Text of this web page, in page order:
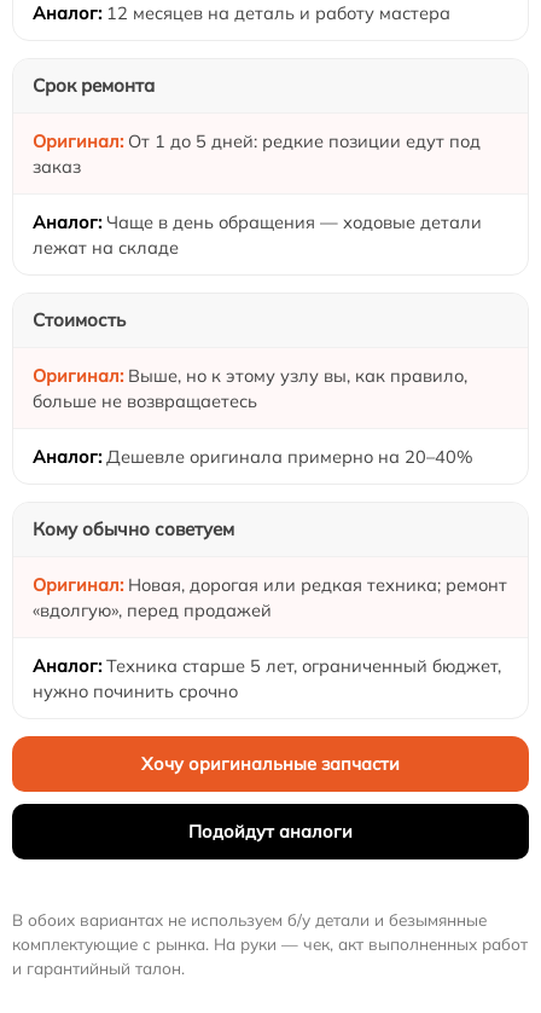
12 месяцев на деталь и работу мастера
Срок ремонта
От 1 до 5 дней: редкие позиции едут под
заказ
Чаще в день обращения — ходовые детали
лежат на складе
Стоимость
Выше, но к этому узлу вы, как правило,
больше не возвращаетесь
Дешевле оригинала примерно на 20–40%
Кому обычно советуем
Новая, дорогая или редкая техника; ремонт
«вдолгую», перед продажей
Техника старше 5 лет, ограниченный бюджет,
нужно починить срочно
Хочу оригинальные запчасти
Подойдут аналоги
В обоих вариантах не используем б/у детали и безымянные
комплектующие с рынка. На руки — чек, акт выполненных работ
и гарантийный талон.